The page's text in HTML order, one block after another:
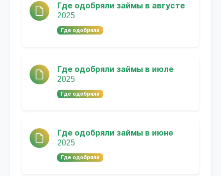
Где одобряли займы в августе
2025
Где одобряли
Где одобряли займы в июле
2025
Где одобряли
Где одобряли займы в июне
2025
Где одобряли